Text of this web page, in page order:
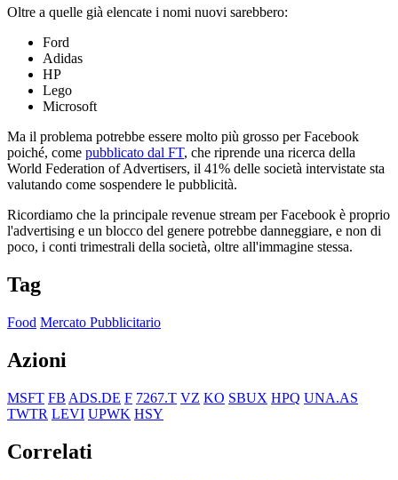
Oltre a quelle già elencate i nomi nuovi sarebbero:
Ford
Adidas
HP
Lego
Microsoft
Ma il problema potrebbe essere molto più grosso per Facebook
poiché, come pubblicato dal FT, che riprende una ricerca della
World Federation of Advertisers, il 41% delle società intervistate sta
valutando come sospendere le pubblicità.
Ricordiamo che la principale revenue stream per Facebook è proprio
l'advertising e un blocco del genere potrebbe danneggiare, e non di
poco, i conti trimestrali della società, oltre all'immagine stessa.
Tag
Food Mercato Pubblicitario
Azioni
MSFT FB ADS.DE F 7267.T VZ KO SBUX HPQ UNA.AS
TWTR LEVI UPWK HSY
Correlati